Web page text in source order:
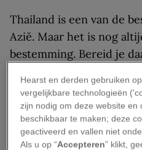
Thailand is een van de
Azië. Maar het is nog
bestemming. Bereid je
medeoprichter van de
1.
Hearst en derden gebruiken
vergelijkbare technologieën
zijn nodig om deze website en
beschikbaar te maken; deze
geactiveerd en vallen niet
Als u op “Accepteren” klikt,